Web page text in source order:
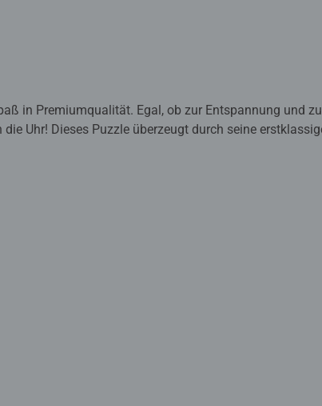
in Premiumqualität. Egal, ob zur Entspannung und
Uhr! Dieses Puzzle überzeugt durch seine
Niveau. Dahinter stehen jahrzehntelange
Auswahl an Motiven machen Ravensburger Puzzles
bis zum Profi. Vom entspannten Freizeit-Puzzler